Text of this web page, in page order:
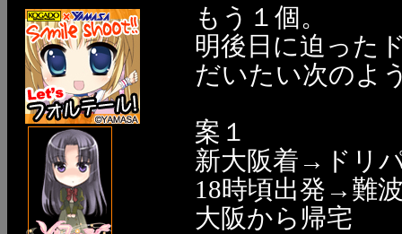
もう１個。
明後日に迫った
だいたい次のよ
案１
新大阪着→ドリ
18時頃出発→難
大阪から帰宅